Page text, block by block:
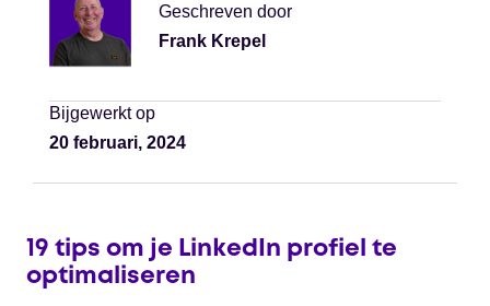
Geschreven door
Frank Krepel
Bijgewerkt op
20 februari, 2024
19 tips om je LinkedIn profiel te
optimaliseren